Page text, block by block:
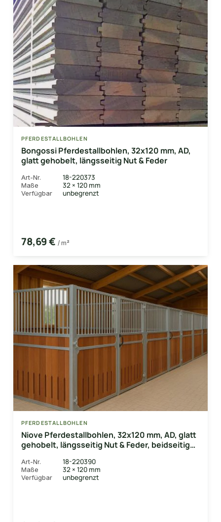
PFERDESTALLBOHLEN
Bongossi Pferdestallbohlen, 32x120 mm, AD,
glatt gehobelt, längsseitig Nut & Feder
Art-Nr. 18-220373
Maße 32 × 120 mm
Verfügbar unbegrenzt
78,69 € / m²
PFERDESTALLBOHLEN
Niove Pferdestallbohlen, 32x120 mm, AD, glatt
gehobelt, längsseitig Nut & Feder, beidseitig
Art-Nr. 18-220390
Maße 32 × 120 mm
Verfügbar unbegrenzt